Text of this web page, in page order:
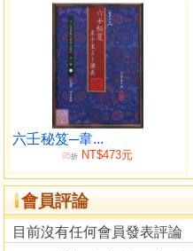
版本，豕亥魚魯，文意全非
本，最接近原書本來面目。
六壬秘笈─韋...
95折 NT$473元
會員評論
目前沒有任何會員發表評論